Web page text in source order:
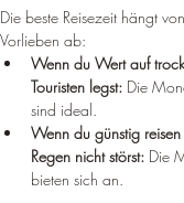
Die beste Reisezeit hängt
Vorlieben ab:
Wenn du Wert auf
Touristen legst: Die
sind ideal.
Wenn du günstig
Regen nicht störst: Die
bieten sich an.